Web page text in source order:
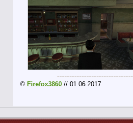
© Firefox3860 // 01.06.2017